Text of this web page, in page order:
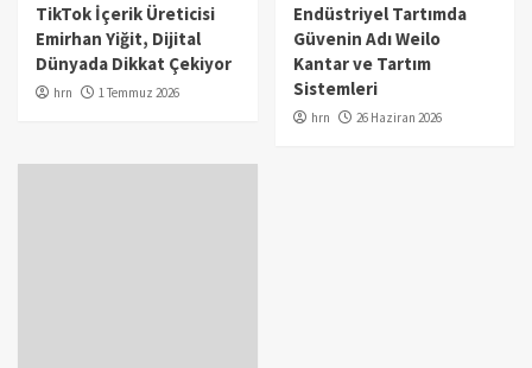
TikTok İçerik Üreticisi
Emirhan Yiğit, Dijital
Dünyada Dikkat Çekiyor
hrn 1 Temmuz 2026
Endüstriyel Tartımda
Güvenin Adı Weilo
Kantar ve Tartım
Sistemleri
hrn 26 Haziran 2026